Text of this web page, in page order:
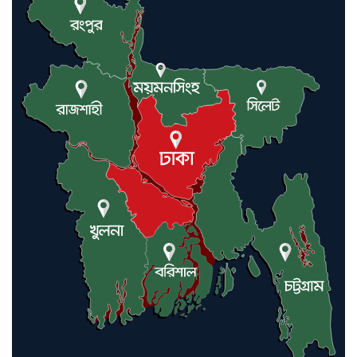
অভিযোগ
বন্যাকবলিত কমলগঞ্জে রুহি
ফাউন্ডেশনের ত্রাণ বিতরণ, ১০৫
পরিবারের পাশে লন্ডনপ্রবাসী ড. হাজ্বী
শাহ্ আলম
মৌলভীবাজারে যুক্তরাজ্য প্রবাসী
কাইয়ুম মিয়াকে ধরতে পুলিশের
অভিযান